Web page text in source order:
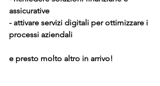
assicurative
- attivare servizi digitali per ottimizzare i
processi aziendali
e presto molto altro in arrivo!